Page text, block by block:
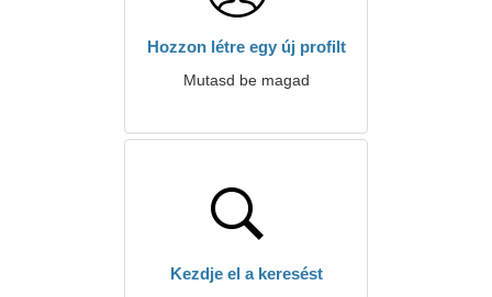
Hozzon létre egy új profilt
Mutasd be magad
Kezdje el a keresést